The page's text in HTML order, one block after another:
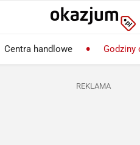
Centra handlowe Godziny
REKLAMA